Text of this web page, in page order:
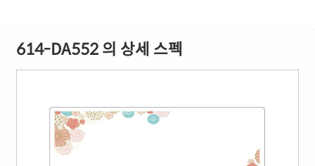
614-DA552 의 상세 스펙